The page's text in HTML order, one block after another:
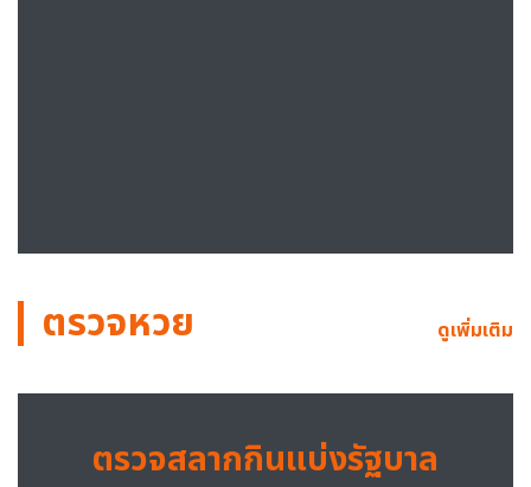
ตรวจหวย ดูเพิ่มเติม
ตรวจสลากกินแบ่งรัฐบาล